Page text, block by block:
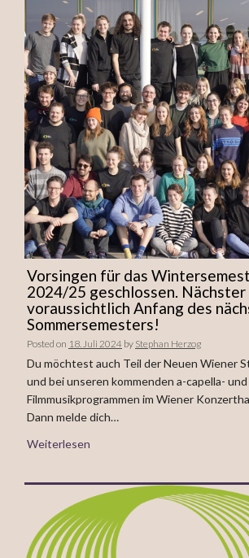
Vorsingen für das
2024/25 geschlossen. Nächster
voraussichtlich Anfang des
Sommersemesters!
Posted on 18. Juli 2024 by Stephan Herzog
Du möchtest auch Teil der Neuen Wiener
und bei unseren kommenden a-capella- und
Filmmusikprogrammen im Wiener
Dann melde dich…
Weiterlesen